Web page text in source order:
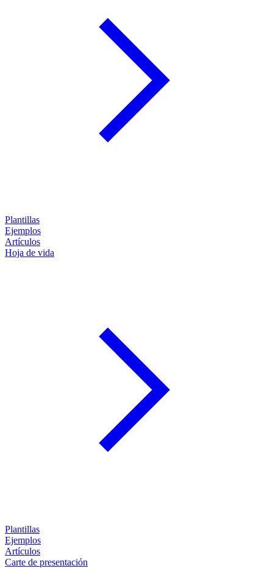
Plantillas
Ejemplos
Artículos
Hoja de vida
Plantillas
Ejemplos
Artículos
Carte de presentación